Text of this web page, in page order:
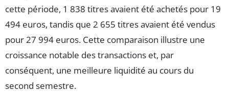
cette période, 1 838 titres avaient été achetés pour 19
494 euros, tandis que 2 655 titres avaient été vendus
pour 27 994 euros. Cette comparaison illustre une
croissance notable des transactions et, par
conséquent, une meilleure liquidité au cours du
second semestre.